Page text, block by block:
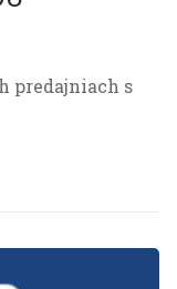
predajniach s